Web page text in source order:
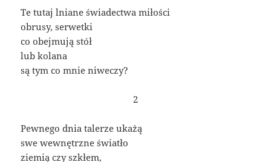
Te tutaj lniane świadectwa miłości
obrusy, serwetki
co obejmują stół
lub kolana
są tym co mnie niweczy?
2
Pewnego dnia talerze ukażą
swe wewnętrzne światło
ziemią czy szkłem,